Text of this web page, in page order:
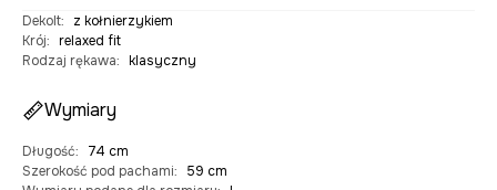
Dekolt:
z kołnierzykiem
Krój: relaxed fit
Rodzaj rękawa: klasyczny
Wymiary
Długość:
74 cm
Szerokość pod pachami:
59 cm